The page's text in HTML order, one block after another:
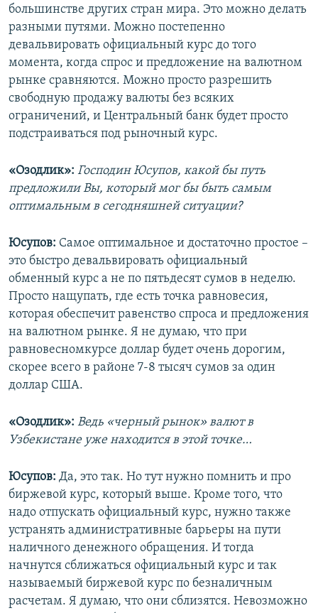
большинстве других стран мира. Это можно делать
разными путями. Можно постепенно
девальвировать официальный курс до того
момента, когда спрос и предложение на валютном
рынке сравняются. Можно просто разрешить
свободную продажу валюты без всяких
ограничений, и Центральный банк будет просто
подстраиваться под рыночный курс.
«Озодлик»: Господин Юсупов, какой бы путь
предложили Вы, который мог бы быть самым
оптимальным в сегодняшней ситуации?
Юсупов: Самое оптимальное и достаточно простое –
это быстро девальвировать официальный
обменный курс а не по пятьдесят сумов в неделю.
Просто нащупать, где есть точка равновесия,
которая обеспечит равенство спроса и предложения
на валютном рынке. Я не думаю, что при
равновесномкурсе доллар будет очень дорогим,
скорее всего в районе 7-8 тысяч сумов за один
доллар США.
«Озодлик»: Ведь «черный рынок» валют в
Узбекистане уже находится в этой точке…
Юсупов: Да, это так. Но тут нужно помнить и про
биржевой курс, который выше. Кроме того, что
надо отпускать официальный курс, нужно также
устранять административные барьеры на пути
наличного денежного обращения. И тогда
начнутся сближаться официальный курс и так
называемый биржевой курс по безналичным
расчетам. Я думаю, что они сблизятся. Невозможно